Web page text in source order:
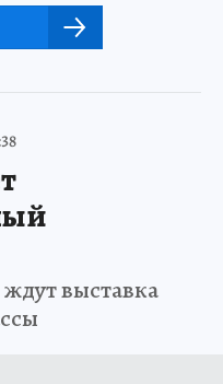
выставка